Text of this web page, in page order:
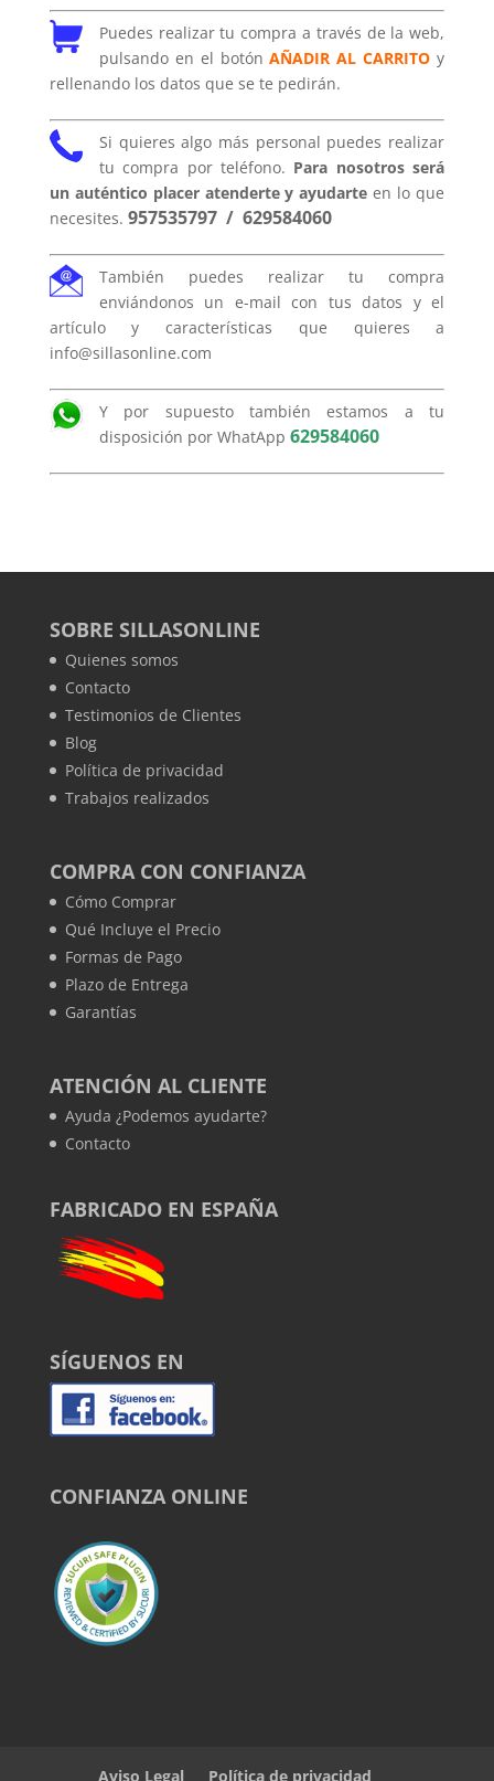
Puedes realizar tu compra a través de la web,
pulsando en el botónAÑADIR AL CARRITO y
rellenando los datos que se te pedirán.
Si quieres algo más personal puedes realizar
tu compra por teléfono. Para nosotros será
un auténtico placer atenderte y ayudarte en lo que
necesites. 957535797/ 629584060
También puedes realizar tu compra
enviándonos un e-mail con tus datos y el
artículo y características que quieres a
info@sillasonline.com
Y por supuesto también estamos a tu
disposición por WhatApp 629584060
SOBRE SILLASONLINE
Quienes somos
Contacto
Testimonios de Clientes
Blog
Política de privacidad
Trabajos realizados
COMPRA CON CONFIANZA
Cómo Comprar
Qué Incluye el Precio
Formas de Pago
Plazo de Entrega
Garantías
ATENCIÓN AL CLIENTE
Ayuda ¿Podemos ayudarte?
Contacto
FABRICADO EN ESPAÑA
SÍGUENOS EN
CONFIANZA ONLINE
Aviso Legal Política de privacidad